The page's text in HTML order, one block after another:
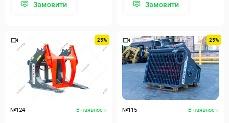
Замовити Замовити
25%
№124 В наявності
25%
№115 В наявності